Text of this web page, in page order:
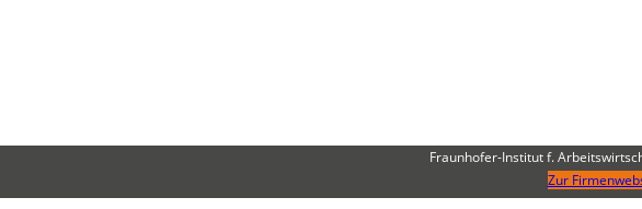
Fraunhofer-Institut f.
Zur